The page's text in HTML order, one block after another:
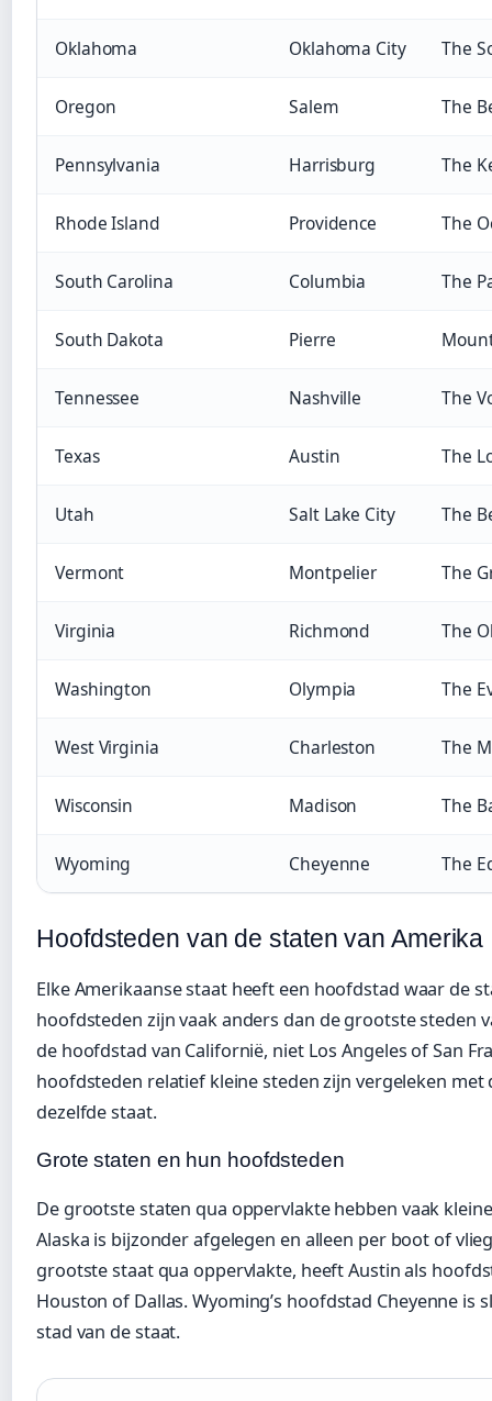
Oklahoma Oklahoma City The
Oregon Salem The
Pennsylvania Harrisburg The
Rhode Island Providence The
South Carolina Columbia The
South Dakota Pierre
Tennessee Nashville The
Texas Austin The
Utah Salt Lake City The
Vermont Montpelier The
Virginia Richmond The
Washington Olympia The
West Virginia Charleston The
Wisconsin Madison The
Wyoming Cheyenne The
Hoofdsteden van de staten van Amerika
Elke Amerikaanse staat heeft een hoofdstad waar de
hoofdsteden zijn vaak anders dan de grootste steden
de hoofdstad van Californië, niet Los Angeles of San
hoofdsteden relatief kleine steden zijn vergeleken met
dezelfde staat.
Grote staten en hun hoofdsteden
De grootste staten qua oppervlakte hebben vaak
Alaska is bijzonder afgelegen en alleen per boot of
grootste staat qua oppervlakte, heeft Austin als
Houston of Dallas. Wyoming’s hoofdstad Cheyenne is
stad van de staat.